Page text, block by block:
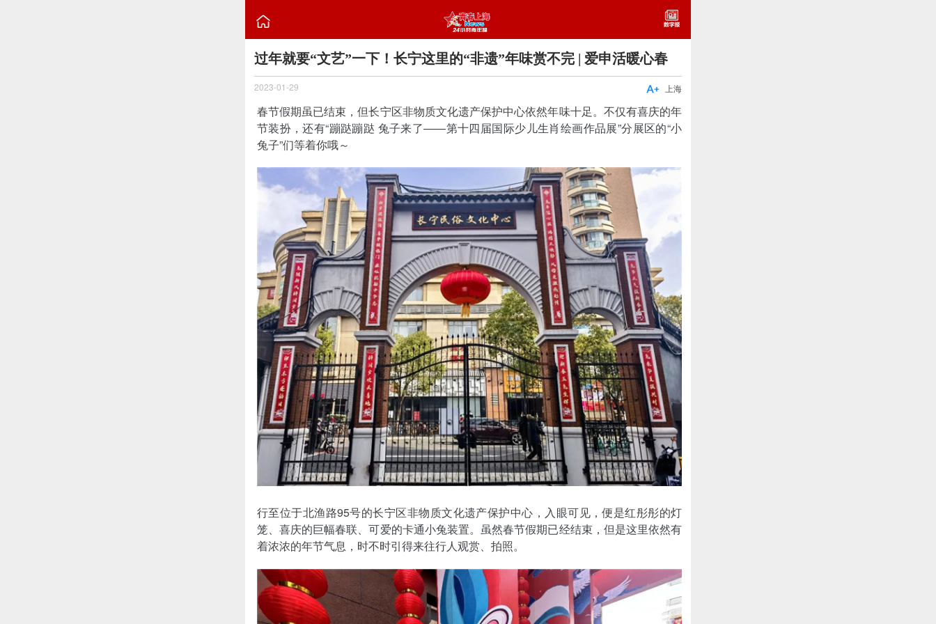

过年就要“文艺”一下！长宁这里的“非遗”年味赏不完 | 爱申活暖心春
2023-01-29 上海

春节假期虽已结束，但长宁区非物质文化遗产保护中心依然年味十足。不仅有喜庆的年
节装扮，还有“蹦跶蹦跶 兔子来了——第十四届国际少儿生肖绘画作品展”分展区的“小
兔子”们等着你哦～
行至位于北渔路95号的长宁区非物质文化遗产保护中心，入眼可见，便是红彤彤的灯
笼、喜庆的巨幅春联、可爱的卡通小兔装置。虽然春节假期已经结束，但是这里依然有
着浓浓的年节气息，时不时引得来往行人观赏、拍照。